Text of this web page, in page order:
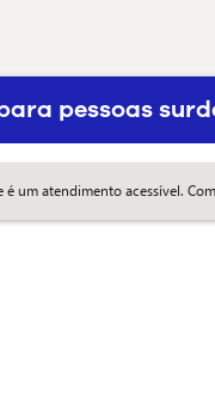
pessoas
é um atendimento acessível.